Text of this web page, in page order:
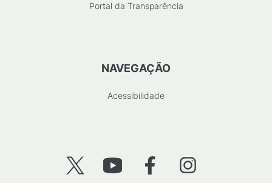
Portal da Transparência
NAVEGAÇÃO
Acessibilidade